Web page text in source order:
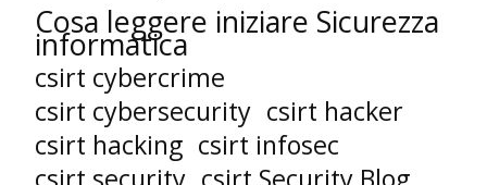
Cosa leggere iniziare Sicurezza
informatica
csirt cybercrime
csirt cybersecurity csirt hacker
csirt hacking csirt infosec